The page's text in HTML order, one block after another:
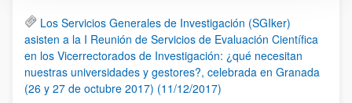
Los Servicios Generales de Investigación (SGIker)
asisten a la I Reunión de Servicios de Evaluación Científica
en los Vicerrectorados de Investigación: ¿qué necesitan
nuestras universidades y gestores?, celebrada en Granada
(26 y 27 de octubre 2017) (11/12/2017)